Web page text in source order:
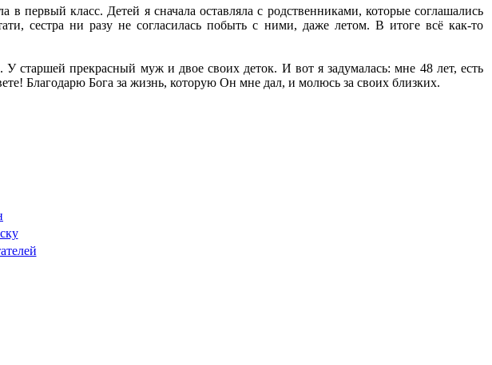
первый класс. Детей я сначала оставляла с родственниками, которые соглашались
сестра ни разу не согласилась побыть с ними, даже летом. В итоге всё как-то
старшей прекрасный муж и двое своих деток. И вот я задумалась: мне 48 лет, есть
Благодарю Бога за жизнь, которую Он мне дал, и молюсь за своих близких.